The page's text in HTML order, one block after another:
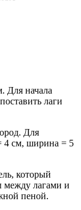
Для начала
лаги
Для
4 см, ширина = 5
который
между лагами и
пеной.